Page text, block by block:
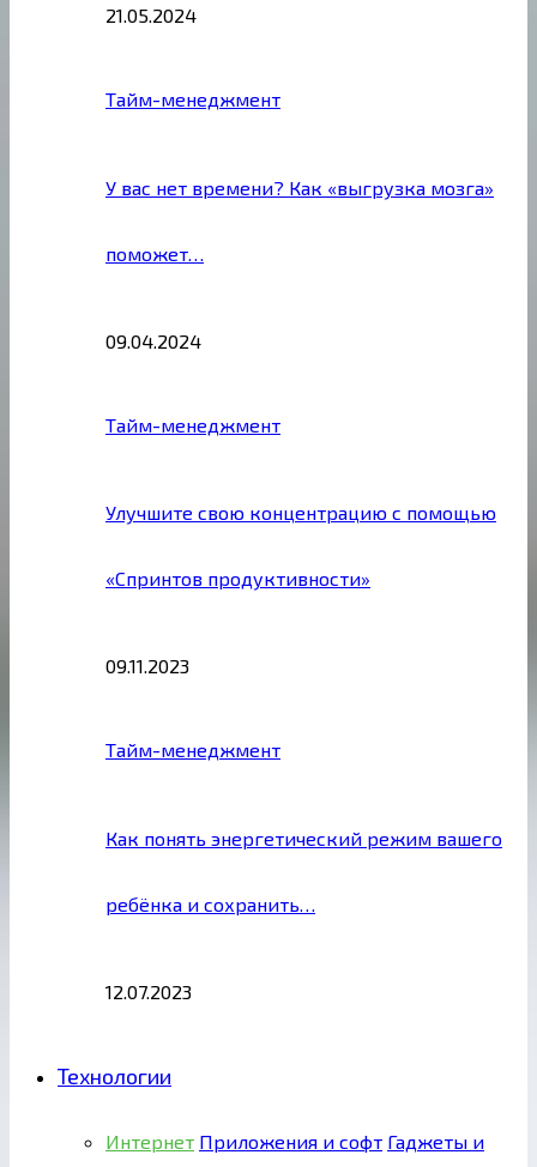
21.05.2024
Тайм-менеджмент
У вас нет времени? Как «выгрузка мозга»
поможет…
09.04.2024
Тайм-менеджмент
Улучшите свою концентрацию с помощью
«Спринтов продуктивности»
09.11.2023
Тайм-менеджмент
Как понять энергетический режим вашего
ребёнка и сохранить…
12.07.2023
Технологии
Интернет Приложения и софт Гаджеты и